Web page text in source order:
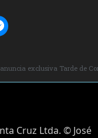
exclusiva Tarde de
Cruz Ltda. © José